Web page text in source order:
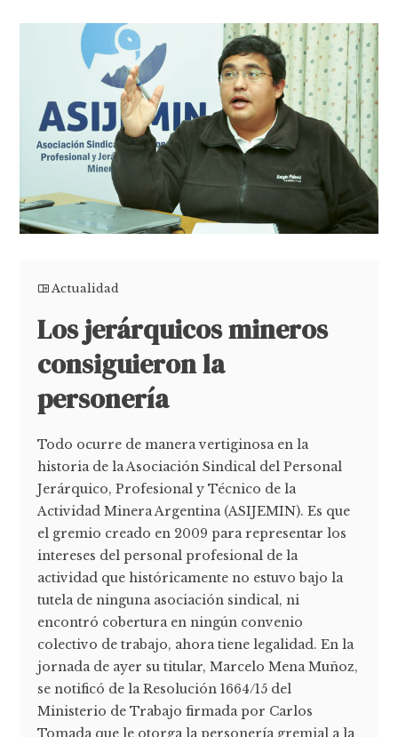
Actualidad
Los jerárquicos mineros
consiguieron la
personería
Todo ocurre de manera vertiginosa en la
historia de la Asociación Sindical del Personal
Jerárquico, Profesional y Técnico de la
Actividad Minera Argentina (ASIJEMIN). Es que
el gremio creado en 2009 para representar los
intereses del personal profesional de la
actividad que históricamente no estuvo bajo la
tutela de ninguna asociación sindical, ni
encontró cobertura en ningún convenio
colectivo de trabajo, ahora tiene legalidad. En la
jornada de ayer su titular, Marcelo Mena Muñoz,
se notificó de la Resolución 1664/15 del
Ministerio de Trabajo firmada por Carlos
Tomada que le otorga la personería gremial a la